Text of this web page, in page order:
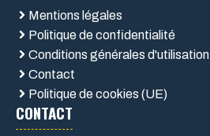
Mentions légales
Politique de confidentialité
Conditions générales d'utilisation
Contact
Politique de cookies (UE)
CONTACT